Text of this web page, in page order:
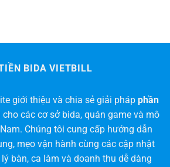
BIDA VIETBILL
giới thiệu và chia sẻ giải pháp phần
các cơ sở bida, quán game và mô
Chúng tôi cung cấp hướng dẫn
mẹo vận hành cùng các cập nhật
bàn, ca làm và doanh thu dễ dàng